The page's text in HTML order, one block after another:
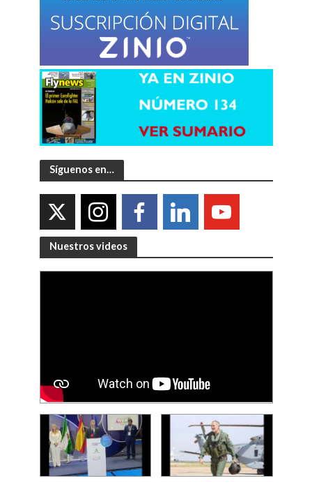
Síguenos en…
Nuestros videos